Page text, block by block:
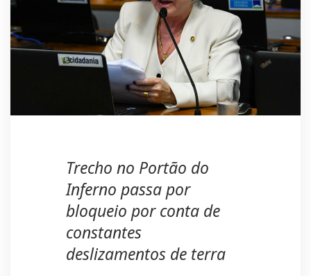
Trecho no Portão do
Inferno passa por
bloqueio por conta de
constantes
deslizamentos de terra